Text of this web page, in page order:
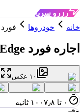
رزرو سریع
خانه
خودروها فورد Ford Edge
اجاره فورد Ford Edge
۱۰ عکس
۰ تا ۱۰۰
۷٫۸ ثانیه